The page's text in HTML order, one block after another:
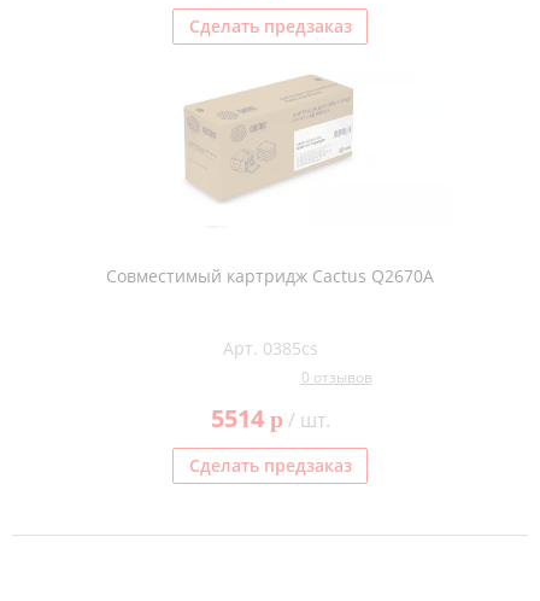
Сделать предзаказ
Совместимый картридж Cactus Q2670A
Арт. 0385cs
0 отзывов
5514 p/ шт.
Сделать предзаказ